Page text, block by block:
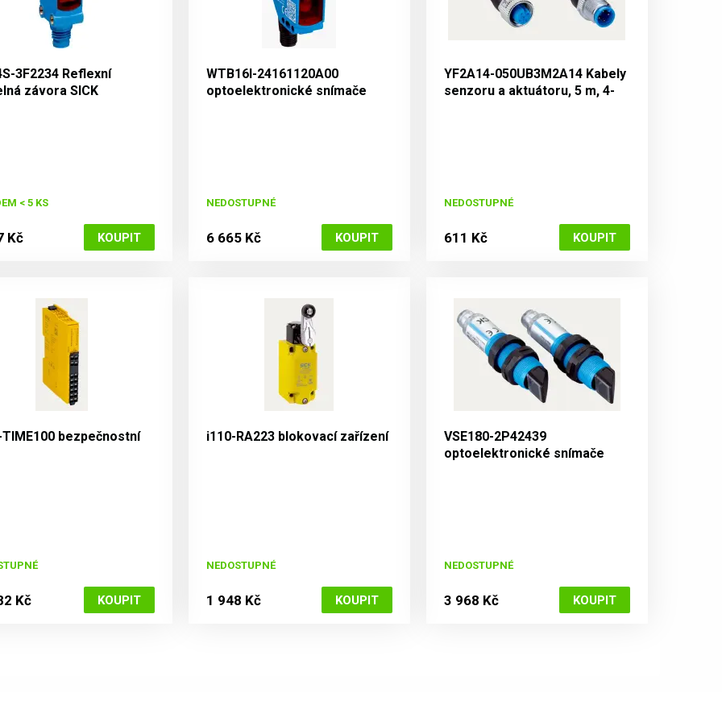
3F2234 Reflexní
závora SICK
< 5 KS
Kč
WTB16I-24161120A00
optoelektronické snímače
NEDOSTUPNÉ
6 665 Kč
YF2A14-050UB3M2A14 Kabely
senzoru a aktuátoru, 5 m, 4-
NEDOSTUPNÉ
611 Kč
TIME100 bezpečnostní
Kč
i110-RA223 blokovací zařízení
NEDOSTUPNÉ
1 948 Kč
VSE180-2P42439
optoelektronické snímače
NEDOSTUPNÉ
3 968 Kč